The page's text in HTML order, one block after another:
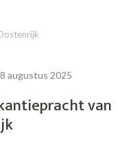
augustus 2025
van